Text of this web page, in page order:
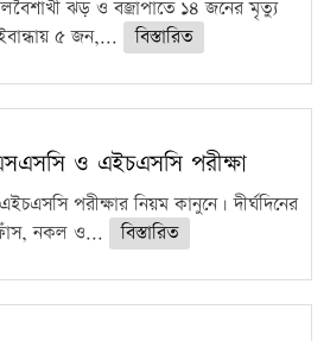
ঝড় ও বজ্রাপাতে ১৪ জনের মৃত্যু
৫ জন,...
বিস্তারিত
ও এইচএসসি পরীক্ষা
পরীক্ষার নিয়ম কানুনে। দীর্ঘদিনের
ফাঁস, নকল ও...
বিস্তারিত